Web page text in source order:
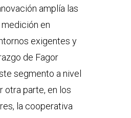
amplía las
en
exigentes y
de Fagor
segmento a nivel
otra parte, en los
la cooperativa